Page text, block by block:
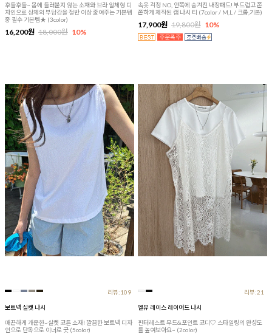
후들후들~ 몸에 들러붙지 않는 소재와 브라 일체형 디
자인으로 상체의 부담감을 절반 이상 줄여주는 기본템
중 필수 기본템★ (3color)
16,200원 18,000원 10%
속옷 걱정 NO, 안쪽에 숨겨진 내장패드! 부드럽고 쫀
쫀하게 제작된 캡 나시 티 (7color / M,L / 크롭,기본)
17,900원 19,800원 10%
리뷰:109
보트넥 실켓 나시
매끈하게 개운한~실켓 코튼 소재! 깔끔한 보트넥 디자
인으로 단독으로 이너로 굿 (5color)
리뷰:21
엘뮤 레이스 레이어드 나시
핀터레스트 무드&포인트 코디♡ 스타일링의 완성도
를 높여보아요~ (2color)